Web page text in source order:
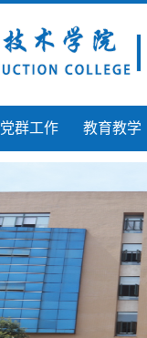
党群工作 教育教学